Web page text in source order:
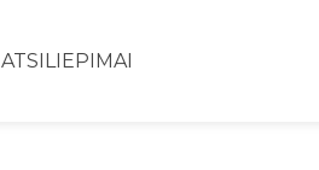
ATSILIEPIMAI